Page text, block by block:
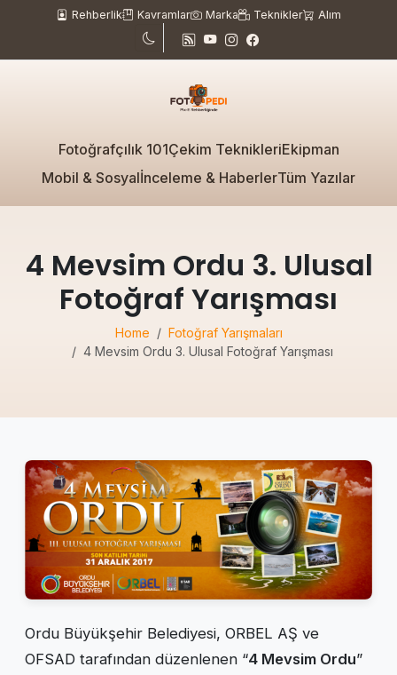
Rehberlik Kavramlar Marka Teknikler Alım
Fotoğrafçılık 101Çekim TeknikleriEkipman
Mobil & Sosyalİnceleme & HaberlerTüm Yazılar
4 Mevsim Ordu 3. Ulusal
Fotoğraf Yarışması
Home
Fotoğraf Yarışmaları
4 Mevsim Ordu 3. Ulusal Fotoğraf Yarışması
Ordu Büyükşehir Belediyesi, ORBEL AŞ ve
OFSAD tarafından düzenlenen “4 Mevsim Ordu”